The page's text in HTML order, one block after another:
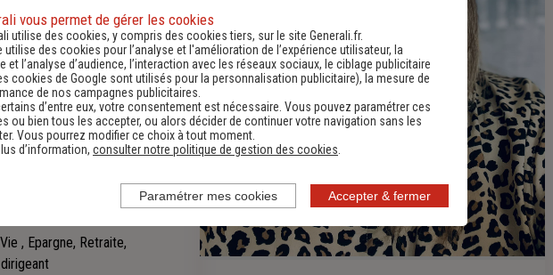
, Epargne, Retraite,
vous permet de gérer les cookies
utilise des cookies, y compris des cookies tiers, sur le site Generali.fr.
utilise des cookies pour l’analyse et l'amélioration de l’expérience utilisateur, la
et l’analyse d’audience, l’interaction avec les réseaux sociaux, le ciblage publicitaire
cookies de Google sont utilisés pour la personnalisation publicitaire), la mesure de
de nos campagnes publicitaires.
d’entre eux, votre consentement est nécessaire. Vous pouvez paramétrer ces
ou bien tous les accepter, ou alors décider de continuer votre navigation sans les
Vous pourrez modifier ce choix à tout moment.
d’information, consulter notre politique de gestion des cookies
Accepter & fermer
Paramétrer mes cookies